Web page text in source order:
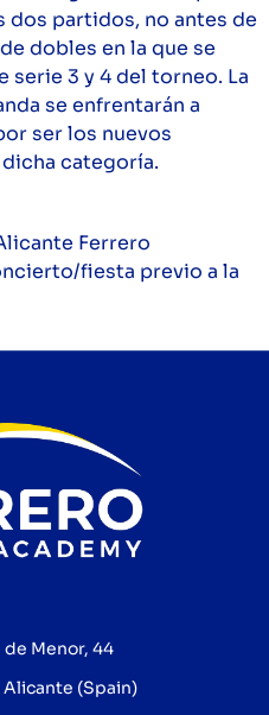
dos partidos, no antes de
dobles en la que se
serie 3 y 4 del torneo. La
se enfrentarán a
ser los nuevos
categoría.
Ferrero
fiesta previo a la
de Menor, 44
(Spain)